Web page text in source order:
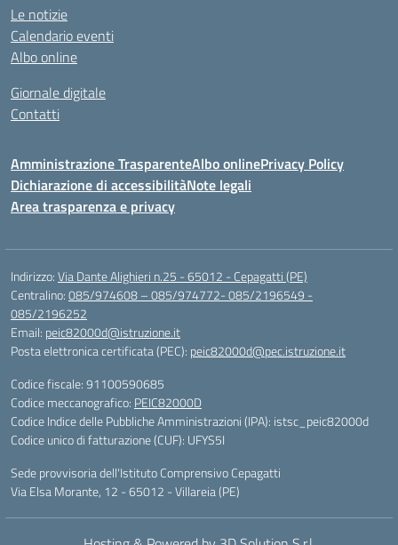
Le notizie
Calendario eventi
Albo online
Giornale digitale
Contatti
Amministrazione TrasparenteAlbo onlinePrivacy Policy
Dichiarazione di accessibilitàNote legali
Area trasparenza e privacy
Indirizzo:Via Dante Alighieri n.25 - 65012 - Cepagatti (PE)
Centralino:085/974608 – 085/974772- 085/2196549 -
085/2196252
Email: peic82000d@istruzione.it
Posta elettronica certificata (PEC): peic82000d@pec.istruzione.it
Codice fiscale: 91100590685
Codice meccanografico: PEIC82000D
Codice Indice delle Pubbliche Amministrazioni (IPA): istsc_peic82000d
Codice unico di fatturazione (CUF): UFYS5I
Sede provvisoria dell'Istituto Comprensivo Cepagatti
Via Elsa Morante, 12 - 65012 - Villareia (PE)